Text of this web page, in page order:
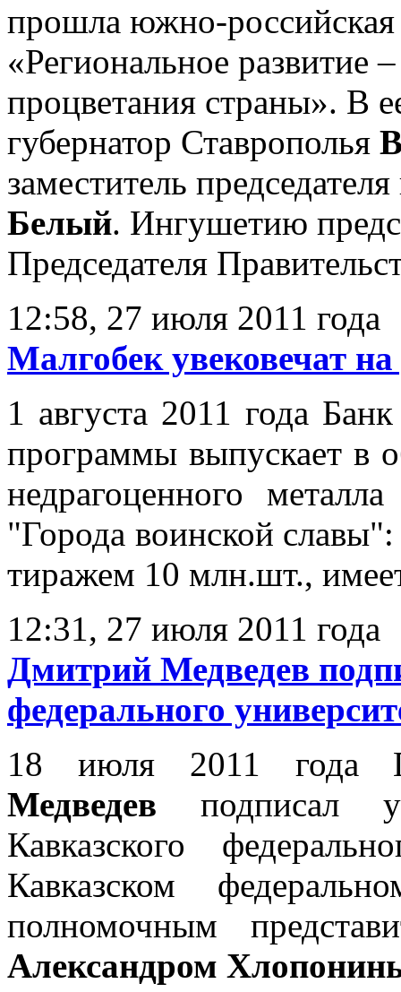
прошла южно-
«Региональное развитие
процветания страны». В
губернатор Ставрополья
заместитель
Белый. Ингушетию
Председателя
12:58, 27 июля 2011 года
Малгобек увековечат
1 августа 2011 года
программы выпускает в
недрагоценного
"Города воинской
тиражем 10 млн.шт.,
12:31, 27 июля 2011 года
Дмитрий Медведев
федерального
18 июля 2011 года
Медведевподписал
Кавказского
Кавказском
полномочным
Александром